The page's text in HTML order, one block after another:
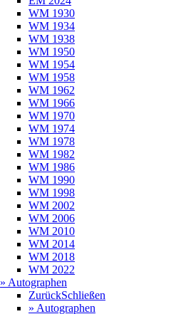
WM 1930
WM 1934
WM 1938
WM 1950
WM 1954
WM 1958
WM 1962
WM 1966
WM 1970
WM 1974
WM 1978
WM 1982
WM 1986
WM 1990
WM 1998
WM 2002
WM 2006
WM 2010
WM 2014
WM 2018
WM 2022
» Autographen
ZurückSchließen
» Autographen